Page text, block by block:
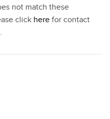
not match these
click here for contact